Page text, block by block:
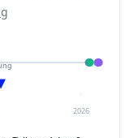
im Verfahren
2026